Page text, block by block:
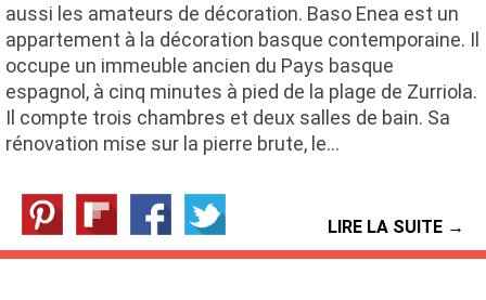
aussi les amateurs de décoration. Baso Enea est un
appartement à la décoration basque contemporaine. Il
occupe un immeuble ancien du Pays basque
espagnol, à cinq minutes à pied de la plage de Zurriola.
Il compte trois chambres et deux salles de bain. Sa
rénovation mise sur la pierre brute, le…
LIRE LA SUITE →